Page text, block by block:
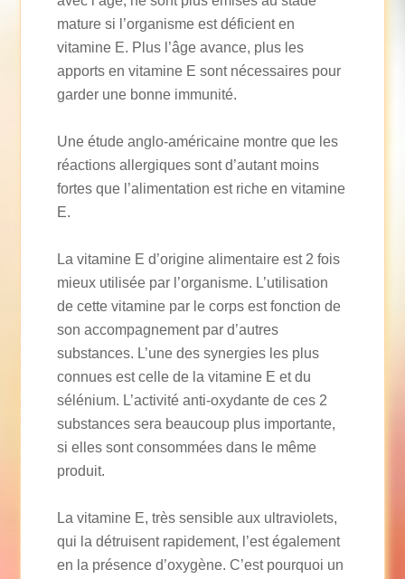
mature si l’organisme est déficient en
vitamine E. Plus l’âge avance, plus les
apports en vitamine E sont nécessaires pour
garder une bonne immunité.
Une étude anglo-américaine montre que les
réactions allergiques sont d’autant moins
fortes que l’alimentation est riche en vitamine
E.
La vitamine E d’origine alimentaire est 2 fois
mieux utilisée par l’organisme. L’utilisation
de cette vitamine par le corps est fonction de
son accompagnement par d’autres
substances. L’une des synergies les plus
connues est celle de la vitamine E et du
sélénium. L’activité anti-oxydante de ces 2
substances sera beaucoup plus importante,
si elles sont consommées dans le même
produit.
La vitamine E, très sensible aux ultraviolets,
qui la détruisent rapidement, l’est également
en la présence d’oxygène. C’est pourquoi un